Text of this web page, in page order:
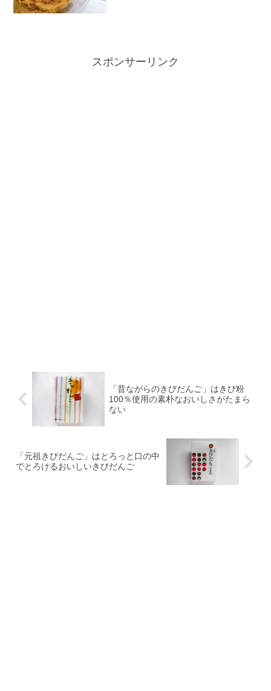
スポンサーリンク
「昔ながらのきびだんご」はきび粉
100％使用の素朴なおいしさがたまら
ない
「元祖きびだんご」はとろっと口の中
でとろけるおいしいきびだんご